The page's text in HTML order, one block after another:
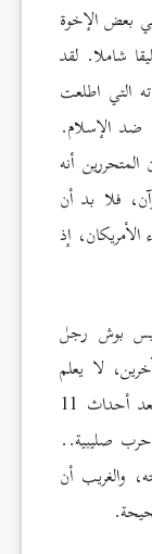
بعض الإخوة
شاملا. لقد
التي اطلعت
ضد الإسلام.
أنه
فلا بد أن
إذ
بوش رجل
لا يعلم
شيئا عن الإسلام، إذ صرح بشكل علني بعد أحداث 11
صليبية..
والغريب أن